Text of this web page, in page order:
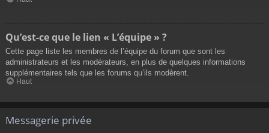
Qu’est-ce que le lien « L’équipe » ?
Cette page liste les membres de l’équipe du forum que sont les
administrateurs et les modérateurs, en plus de quelques informations
supplémentaires tels que les forums qu’ils modèrent.
Haut
Messagerie privée